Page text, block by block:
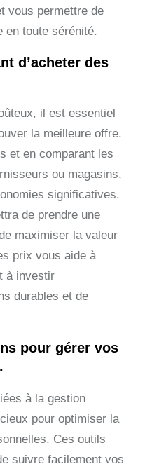
vous permettre de
en toute sérénité.
d’acheter des
il est essentiel
la meilleure offre.
et en comparant les
ou magasins,
significatives.
de prendre une
maximiser la valeur
prix vous aide à
à investir
durables et de
pour gérer vos
à la gestion
pour optimiser la
Ces outils
suivre facilement vos